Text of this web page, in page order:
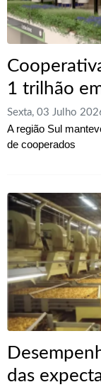
1 trilhão
Sexta, 03 Julho
A região Sul
de cooperados
das